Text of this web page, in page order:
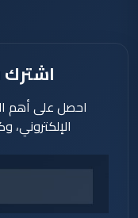
اشترك
احصل على أهم